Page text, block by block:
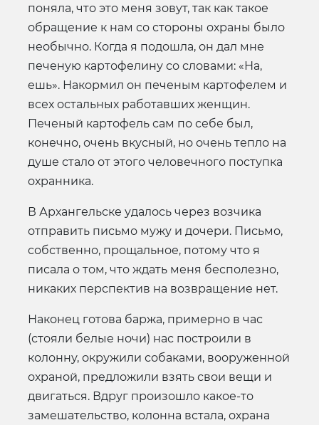
поняла, что это меня зовут, так как такое
обращение к нам со стороны охраны было
необычно. Когда я подошла, он дал мне
печеную картофелину со словами: «На,
ешь». Накормил он печеным картофелем и
всех остальных работавших женщин.
Печеный картофель сам по себе был,
конечно, очень вкусный, но очень тепло на
душе стало от этого человечного поступка
охранника.
В Архангельске удалось через возчика
отправить письмо мужу и дочери. Письмо,
собственно, прощальное, потому что я
писала о том, что ждать меня бесполезно,
никаких перспектив на возвращение нет.
Наконец готова баржа, примерно в час
(стояли белые ночи) нас построили в
колонну, окружили собаками, вооруженной
охраной, предложили взять свои вещи и
двигаться. Вдруг произошло какое-то
замешательство, колонна встала, охрана